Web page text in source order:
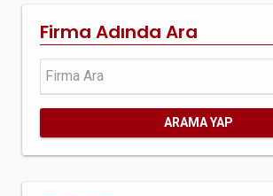
Firma Adında Ara
ARAMA YAP